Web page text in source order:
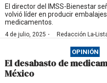
El director del IMSS-Bienestar
volvió líder en producir
medicamentos.
4 de julio, 2025 · Redacción La-
OPINIÓN
El desabasto de
México